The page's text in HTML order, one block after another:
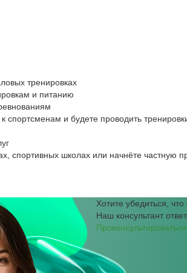
тренировках
и питанию
спортсменам и будете проводить
спортивных школах или начнёте частную
Хотите убедиться,
Наш консультант